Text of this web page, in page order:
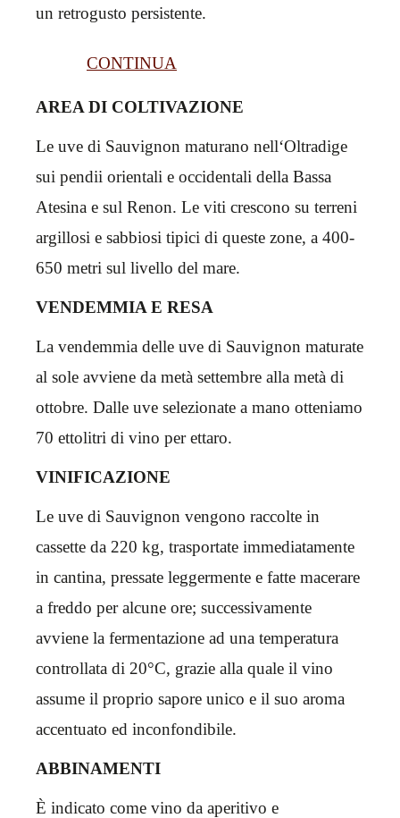
un retrogusto persistente.
CONTINUA
AREA DI COLTIVAZIONE
Le uve di Sauvignon maturano nell‘Oltradige
sui pendii orientali e occidentali della Bassa
Atesina e sul Renon. Le viti crescono su terreni
argillosi e sabbiosi tipici di queste zone, a 400-
650 metri sul livello del mare.
VENDEMMIA E RESA
La vendemmia delle uve di Sauvignon maturate
al sole avviene da metà settembre alla metà di
ottobre. Dalle uve selezionate a mano otteniamo
70 ettolitri di vino per ettaro.
VINIFICAZIONE
Le uve di Sauvignon vengono raccolte in
cassette da 220 kg, trasportate immediatamente
in cantina, pressate leggermente e fatte macerare
a freddo per alcune ore; successivamente
avviene la fermentazione ad una temperatura
controllata di 20°C, grazie alla quale il vino
assume il proprio sapore unico e il suo aroma
accentuato ed inconfondibile.
ABBINAMENTI
È indicato come vino da aperitivo e